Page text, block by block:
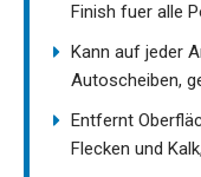
Finish fuer alle
Kann auf jeder
Autoscheiben,
Entfernt
Flecken und